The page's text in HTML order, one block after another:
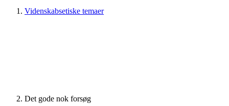
Videnskabsetiske temaer
Det gode nok forsøg